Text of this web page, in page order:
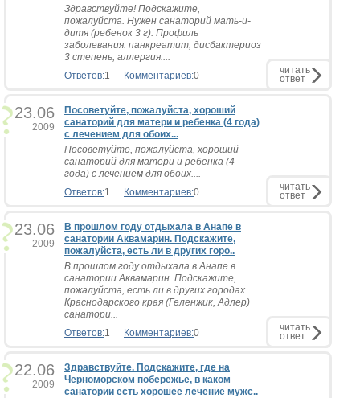
Здравствуйте! Подскажите,
пожалуйста. Нужен санаторий мать-и-
дитя (ребенок 3 г). Профиль
заболевания: панкреатит, дисбактериоз
3 степень, аллергия....
Ответов:1 Комментариев:0 читать
ответ
23.06
2009
Посоветуйте, пожалуйста, хороший
санаторий для матери и ребенка (4 года)
с лечением для обоих...
Посоветуйте, пожалуйста, хороший
санаторий для матери и ребенка (4
года) с лечением для обоих....
Ответов:1 Комментариев:0 читать
ответ
23.06
2009
В прошлом году отдыхала в Анапе в
санатории Аквамарин. Подскажите,
пожалуйста, есть ли в других горо..
В прошлом году отдыхала в Анапе в
санатории Аквамарин. Подскажите,
пожалуйста, есть ли в других городах
Краснодарского края (Геленжик, Адлер)
санатори...
Ответов:1 Комментариев:0 читать
ответ
22.06
2009
Здравствуйте. Подскажите, где на
Черноморском побережье, в каком
санатории есть хорошее лечение мужс..